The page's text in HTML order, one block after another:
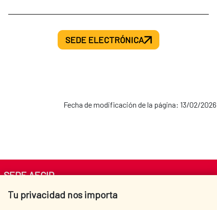
SEDE ELECTRÓNICA
Fecha de modificación de la página: 13/02/2026
Tu privacidad nos importa
SEDE AECID
Av. Reyes Católicos 4 - 28040 Madrid